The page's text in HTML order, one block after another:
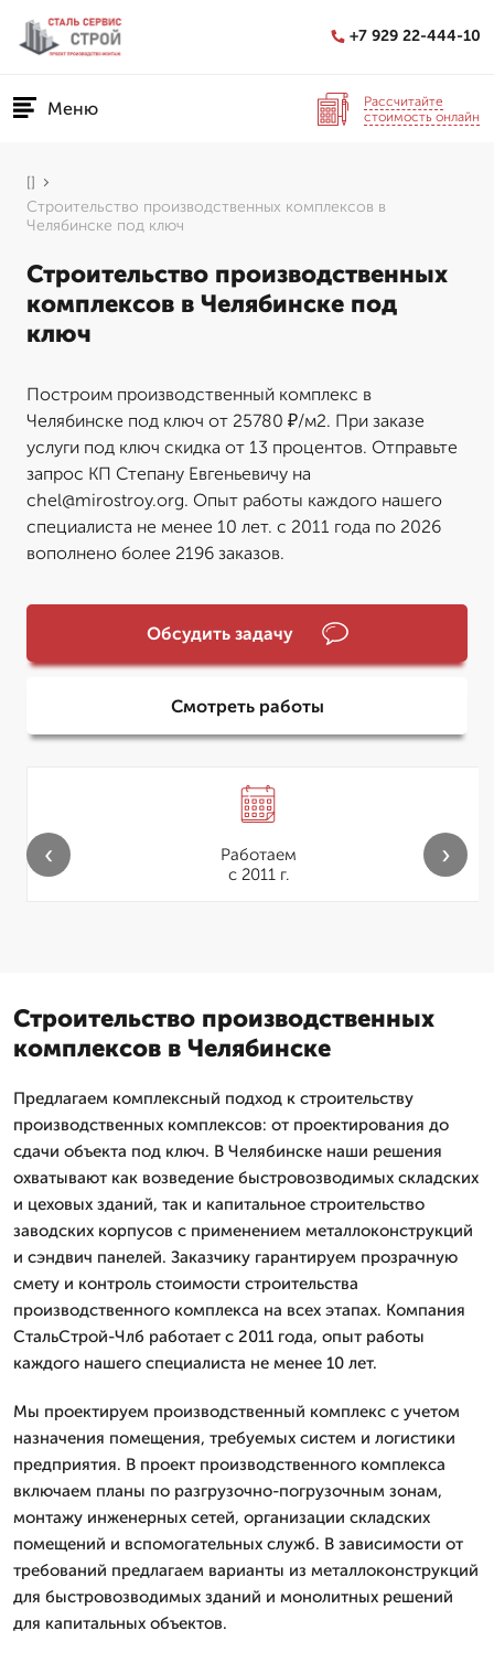
+7 929 22-444-10
Меню
Рассчитайте
стоимость онлайн
[]
Строительство производственных комплексов в
Челябинске под ключ
Строительство производственных
комплексов в Челябинске под
ключ
Построим производственный комплекс в
Челябинске под ключ от 25780 ₽/м2. При заказе
услуги под ключ скидка от 13 процентов. Отправьте
запрос КП Степану Евгеньевичу на
chel@mirostroy.org. Опыт работы каждого нашего
специалиста не менее 10 лет. с 2011 года по 2026
вополнено более 2196 заказов.
Обсудить задачу
Смотреть работы
Работаем
с 2011 г.
‹ ›
Строительство производственных
комплексов в Челябинске
Предлагаем комплексный подход к строительству
производственных комплексов: от проектирования до
сдачи объекта под ключ. В Челябинске наши решения
охватывают как возведение быстровозводимых складских
и цеховых зданий, так и капитальное строительство
заводских корпусов с применением металлоконструкций
и сэндвич панелей. Заказчику гарантируем прозрачную
смету и контроль стоимости строительства
производственного комплекса на всех этапах. Компания
СтальСтрой-Члб работает с 2011 года, опыт работы
каждого нашего специалиста не менее 10 лет.
Мы проектируем производственный комплекс с учетом
назначения помещения, требуемых систем и логистики
предприятия. В проект производственного комплекса
включаем планы по разгрузочно-погрузочным зонам,
монтажу инженерных сетей, организации складских
помещений и вспомогательных служб. В зависимости от
требований предлагаем варианты из металлоконструкций
для быстровозводимых зданий и монолитных решений
для капитальных объектов.